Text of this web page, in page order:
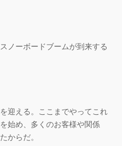
ノーボードブームが到来する
迎える。ここまでやってこれ
始め、多くのお客様や関係
からだ。